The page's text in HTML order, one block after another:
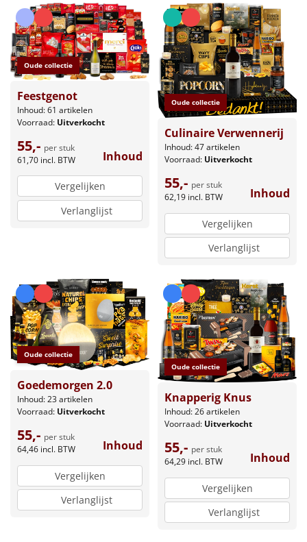
Oude collectie
Feestgenot
Inhoud: 61 artikelen
Voorraad: Uitverkocht
55,- per stuk
61,70 incl. BTW Inhoud
Vergelijken
Verlanglijst
Oude collectie
Culinaire Verwennerij
Inhoud: 47 artikelen
Voorraad: Uitverkocht
55,- per stuk
62,19 incl. BTW Inhoud
Vergelijken
Verlanglijst
Oude collectie
Goedemorgen 2.0
Inhoud: 23 artikelen
Voorraad: Uitverkocht
55,- per stuk
64,46 incl. BTW Inhoud
Vergelijken
Verlanglijst
Oude collectie
Knapperig Knus
Inhoud: 26 artikelen
Voorraad: Uitverkocht
55,- per stuk
64,29 incl. BTW Inhoud
Vergelijken
Verlanglijst